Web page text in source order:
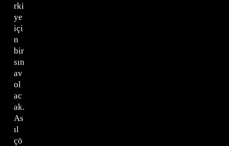
rki
ye
içi
n
bir
sın
av
ol
ac
ak.
As
ıl
çö